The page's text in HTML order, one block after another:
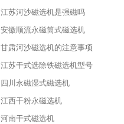
江苏河沙磁选机是强磁吗
安徽顺流永磁筒式磁选机
甘肃河沙磁选机的注意事项
江苏干式选除铁磁选机型号
四川永磁湿式磁选机
江西干粉永磁选机
河南干式磁选机